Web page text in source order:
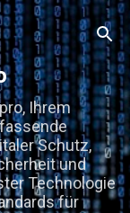
Ihrem
Schutz,
und
Technologie
für